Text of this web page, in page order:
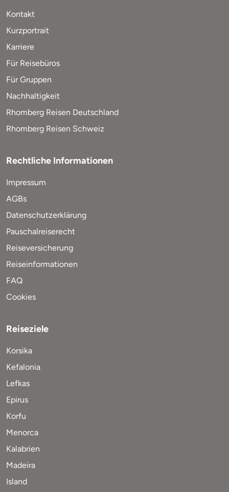
Kontakt
Kurzportrait
Karriere
Für Reisebüros
Für Gruppen
Nachhaltigkeit
Rhomberg Reisen Deutschland
Rhomberg Reisen Schweiz
Rechtliche Informationen
Impressum
AGBs
Datenschutzerklärung
Pauschalreiserecht
Reiseversicherung
Reiseinformationen
FAQ
Cookies
Reiseziele
Korsika
Kefalonia
Lefkas
Epirus
Korfu
Menorca
Kalabrien
Madeira
Island